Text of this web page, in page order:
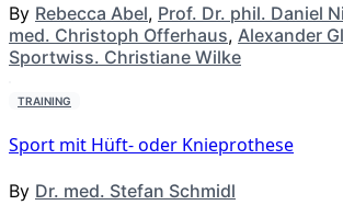
By Rebecca Abel, Prof. Dr. phil. Daniel
med. Christoph Offerhaus, Alexander
Sportwiss. Christiane Wilke
TRAINING
Sport mit Hüft- oder Knieprothese
By Dr. med. Stefan Schmidl